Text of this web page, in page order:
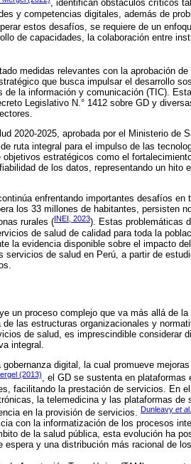
, identifican obstáculos críticos
y competencias digitales, además de
estos desafíos, se requiere de un
de capacidades, la colaboración entre
medidas relevantes con la aprobación
que busca impulsar el desarrollo
la información y comunicación (TIC).
Legislativo N.° 1412 sobre GD y
2020-2025, aprobada por el Ministerio de
ruta integral para el impulso de las
estratégicos como el
de los datos, representando un hito
enfrentando importantes desafíos en
los 33 millones de habitantes, persisten
rurales ( INEI, 2023). Estas problemáticas
de salud de calidad para toda la
la evidencia disponible sobre el impacto
de salud en Perú, a partir de
un proceso complejo que va más allá de
las estructuras organizacionales y
de salud, es imprescindible considerar
integral.
digital, la cual promueve
(2013), el GD se sustenta en plataformas
facilitando la prestación de servicios. En
la telemedicina y las plataformas de
en la provisión de servicios.
Dunleavy et a
con la informatización de los procesos
de la salud pública, esta evolución ha
y una distribución más racional de